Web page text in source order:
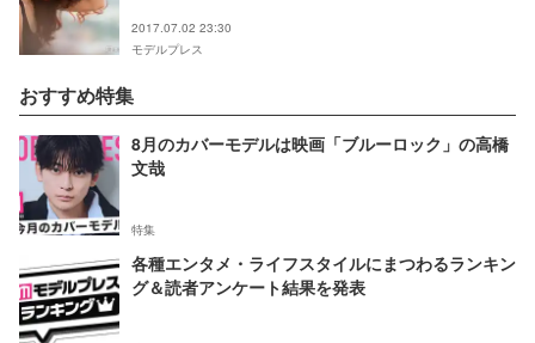
2017.07.02 23:30
モデルプレス
おすすめ特集
8月のカバーモデルは映画「ブルーロック」の高橋
文哉
特集
各種エンタメ・ライフスタイルにまつわるランキン
グ＆読者アンケート結果を発表